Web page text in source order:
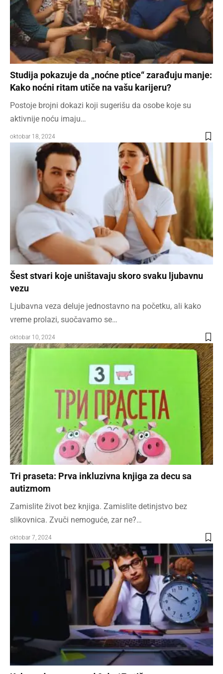
Studija pokazuje da „noćne ptice“ zarađuju manje:
Kako noćni ritam utiče na vašu karijeru?
Postoje brojni dokazi koji sugerišu da osobe koje su
aktivnije noću imaju…
oktobar 18, 2024
Šest stvari koje uništavaju skoro svaku ljubavnu
vezu
Ljubavna veza deluje jednostavno na početku, ali kako
vreme prolazi, suočavamo se…
oktobar 10, 2024
Tri praseta: Prva inkluzivna knjiga za decu sa
autizmom
Zamislite život bez knjiga. Zamislite detinjstvo bez
slikovnica. Zvuči nemoguće, zar ne?…
oktobar 7, 2024